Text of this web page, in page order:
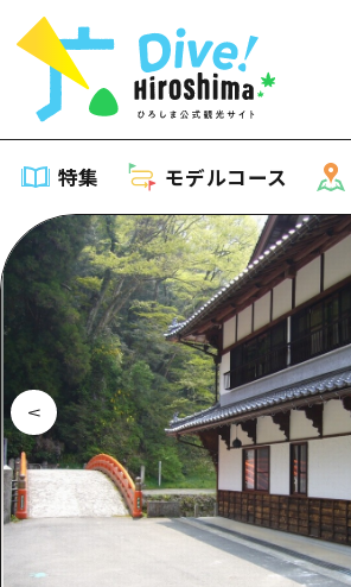
特集 モデルコース
特集
特集一覧
おすすめ
アート
イベント・祭り
グルメ・酒
サイクリング
モデルコース
モデルコース一覧
Dive! Hiroshima
広島もしもトラベル
あたらしい非日常
スポット・体験
スポット・体験一覧
広島市周辺
イベント
旬情報